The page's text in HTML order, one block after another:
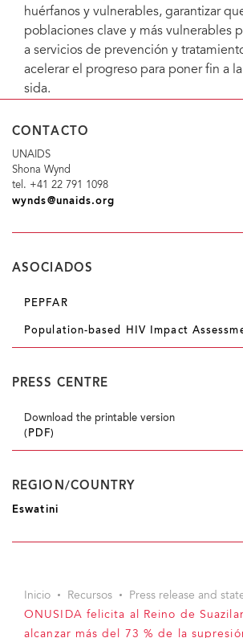
huérfanos y vulnerables, garantizar
poblaciones clave y más vulnerables
a servicios de prevención y
acelerar el progreso para poner fin a
sida.
CONTACTO
UNAIDS
Shona Wynd
tel. +41 22 791 1098
wynds@unaids.org
ASOCIADOS
PEPFAR
Population-based HIV Impact
PRESS CENTRE
Download the printable version
(PDF)
REGION/COUNTRY
Eswatini
Inicio Recursos
Press release and
ONUSIDA felicita al Reino de
alcanzar más del 73 % de la